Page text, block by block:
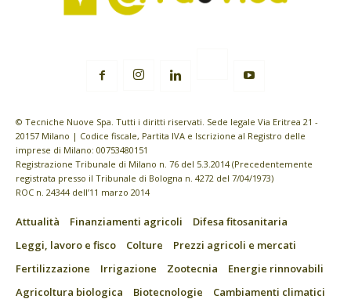
© Tecniche Nuove Spa. Tutti i diritti riservati. Sede legale Via Eritrea 21 -
20157 Milano | Codice fiscale, Partita IVA e Iscrizione al Registro delle
imprese di Milano: 00753480151
Registrazione Tribunale di Milano n. 76 del 5.3.2014 (Precedentemente
registrata presso il Tribunale di Bologna n. 4272 del 7/04/1973)
ROC n. 24344 dell’11 marzo 2014
Attualità Finanziamenti agricoli
Difesa fitosanitaria
Leggi, lavoro e fisco
Colture
Prezzi agricoli e mercati
Fertilizzazione
Irrigazione Zootecnia
Energie rinnovabili
Agricoltura biologica
Biotecnologie
Cambiamenti climatici